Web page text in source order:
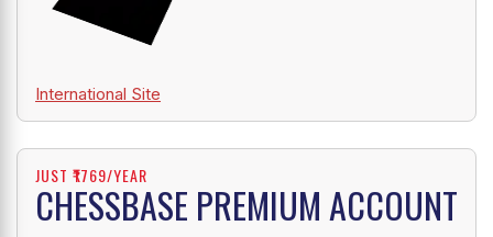
International Site
JUST ₹1769/YEAR
CHESSBASE PREMIUM ACCOUNT